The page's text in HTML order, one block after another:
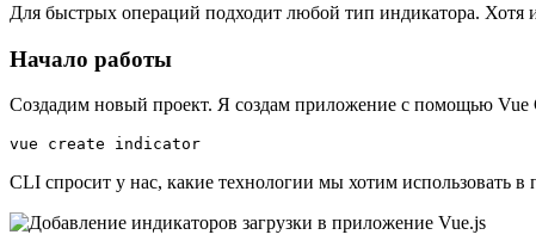
Для быстрых операций подходит любой тип индикатора. Хотя
Начало работы
Создадим новый проект. Я создам приложение с помощью Vue
CLI спросит у нас, какие технологии мы хотим использовать